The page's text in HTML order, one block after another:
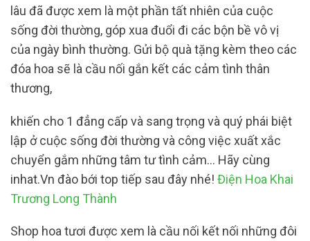
lâu đã được xem là một phần tất nhiên của cuộc
sống đời thường, góp xua đuổi đi các bộn bề vô vị
của ngày bình thường. Gửi bộ quà tặng kèm theo các
đóa hoa sẽ là cầu nối gắn kết các cảm tình thân
thương,
khiến cho 1 đẳng cấp và sang trọng và quý phái biệt
lập ở cuộc sống đời thường và công việc xuất xắc
chuyển gắm những tâm tư tình cảm… Hãy cùng
inhat.Vn đào bới top tiếp sau đây nhé! Điện Hoa Khai
Trương Long Thành
Shop hoa tươi được xem là cầu nối kết nối những đôi